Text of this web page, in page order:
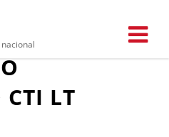
NUEVO
CTI LT